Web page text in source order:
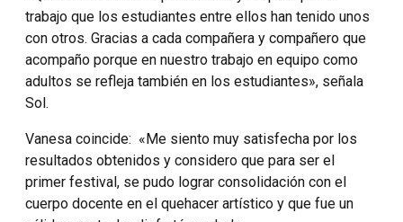
trabajo que los estudiantes entre ellos han tenido unos
con otros. Gracias a cada compañera y compañero que
acompaño porque en nuestro trabajo en equipo como
adultos se refleja también en los estudiantes», señala
Sol.
Vanesa coincide: «Me siento muy satisfecha por los
resultados obtenidos y considero que para ser el
primer festival, se pudo lograr consolidación con el
cuerpo docente en el quehacer artístico y que fue un